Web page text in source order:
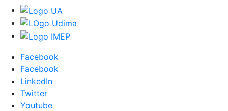
Facebook
Facebook
LinkedIn
Twitter
Youtube